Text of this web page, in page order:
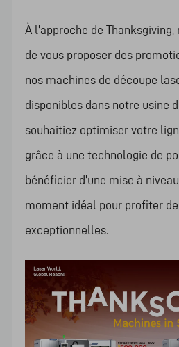
À l'approche de
de vous proposer des
nos machines de découpe
disponibles dans notre usine
souhaitiez optimiser votre
grâce à une technologie de
bénéficier d'une mise à
moment idéal pour profiter
exceptionnelles.